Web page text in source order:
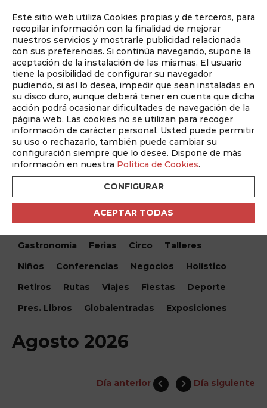
Este sitio web utiliza Cookies propias y de terceros, para
recopilar información con la finalidad de mejorar
nuestros servicios y mostrarle publicidad relacionada
con sus preferencias. Si continúa navegando, supone la
aceptación de la instalación de las mismas. El usuario
tiene la posibilidad de configurar su navegador
pudiendo, si así lo desea, impedir que sean instaladas en
su disco duro, aunque deberá tener en cuenta que dicha
acción podrá ocasionar dificultades de navegación de la
página web. Las cookies no se utilizan para recoger
información de carácter personal. Usted puede permitir
su uso o rechazarlo, también puede cambiar su
configuración siempre que lo desee. Dispone de más
información en nuestra Política de Cookies.
CONFIGURAR
ACEPTAR TODAS
Auditado por
¿Qué hacemos hoy?
Encuentra tu evento
Todos Monólogos Teatro
Festivales
Conciertos
Cine Danza
Musical
Gastronomía
Ferias Circo
Talleres
Niños
Conferencias Negocios
Holístico
Retiros
Rutas Viajes Fiestas
Deporte
Pres. Libros
Globalentradas Exposiciones
Agosto 2026
Día anterior Día siguiente